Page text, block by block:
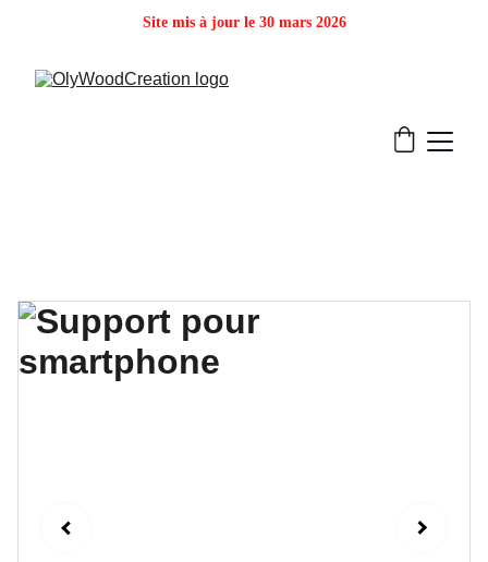
Site mis à jour le 30 mars 2026